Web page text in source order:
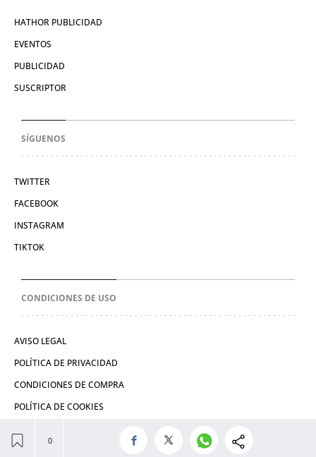
HATHOR PUBLICIDAD
EVENTOS
PUBLICIDAD
SUSCRIPTOR
SÍGUENOS
TWITTER
FACEBOOK
INSTAGRAM
TIKTOK
CONDICIONES DE USO
AVISO LEGAL
POLÍTICA DE PRIVACIDAD
CONDICIONES DE COMPRA
POLÍTICA DE COOKIES